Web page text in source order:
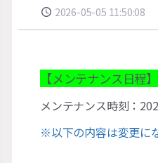
2026-05-05 11:50:08
【メンテナンス日程】
メンテナンス時刻：
※以下の内容は変更に